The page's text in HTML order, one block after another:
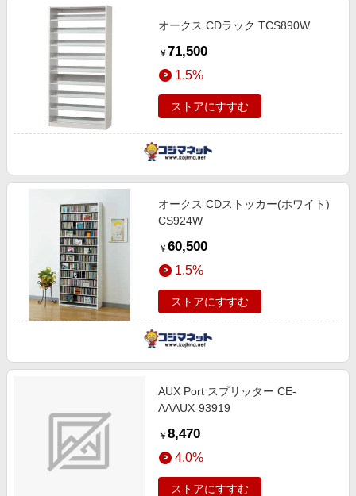
オークス CDラック TCS890W
￥ 71,500
1.5%
ストアにすすむ
オークス CDストッカー(ホワイト)
CS924W
￥ 60,500
1.5%
ストアにすすむ
AUX Port スプリッター CE-
AAAUX-93919
￥ 8,470
4.0%
ストアにすすむ